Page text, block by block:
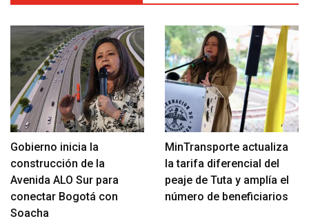
Gobierno inicia la
construcción de la
Avenida ALO Sur para
conectar Bogotá con
Soacha
MinTransporte actualiza
la tarifa diferencial del
peaje de Tuta y amplía el
número de beneficiarios